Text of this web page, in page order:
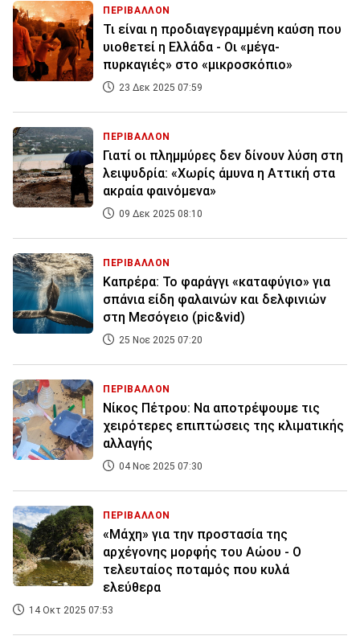
ΠΕΡΙΒΑΛΛΟΝ
Τι είναι η προδιαγεγραμμένη καύση που
υιοθετεί η Ελλάδα - Οι «μέγα-
πυρκαγιές» στο «μικροσκόπιο»
23 Δεκ 2025 07:59
ΠΕΡΙΒΑΛΛΟΝ
Γιατί οι πλημμύρες δεν δίνουν λύση στη
λειψυδρία: «Χωρίς άμυνα η Αττική στα
ακραία φαινόμενα»
09 Δεκ 2025 08:10
ΠΕΡΙΒΑΛΛΟΝ
Καπρέρα: Το φαράγγι «καταφύγιο» για
σπάνια είδη φαλαινών και δελφινιών
στη Μεσόγειο (pic&vid)
25 Νοε 2025 07:20
ΠΕΡΙΒΑΛΛΟΝ
Νίκος Πέτρου: Να αποτρέψουμε τις
χειρότερες επιπτώσεις της κλιματικής
αλλαγής
04 Νοε 2025 07:30
ΠΕΡΙΒΑΛΛΟΝ
«Μάχη» για την προστασία της
αρχέγονης μορφής του Αώου - Ο
τελευταίος ποταμός που κυλά
ελεύθερα
14 Οκτ 2025 07:53